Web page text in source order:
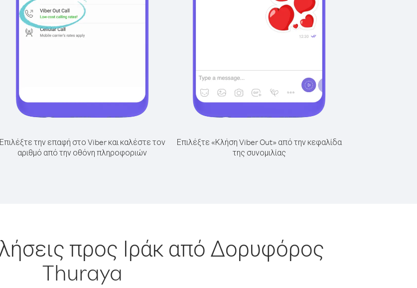
Επιλέξτε την επαφή στο Viber και καλέστε τον
αριθμό από την οθόνη πληροφοριών
Επιλέξτε «Κλήση Viber Out» από την κεφαλίδα
της συνομιλίας
προς Ιράκ από Δορυφόρος
Thuraya